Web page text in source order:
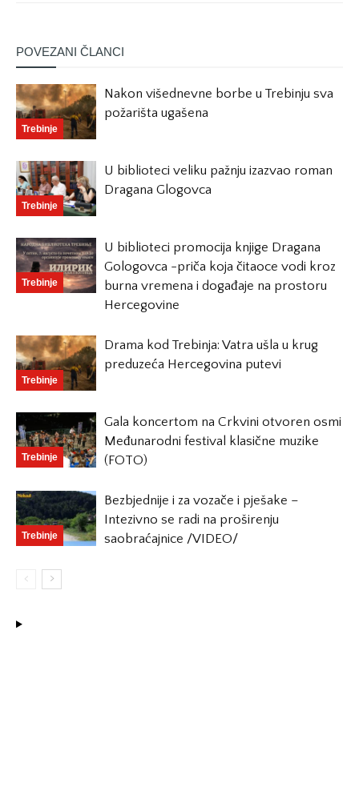
POVEZANI ČLANCI
Trebinje
Nakon višednevne borbe u Trebinju sva
požarišta ugašena
Trebinje
U biblioteci veliku pažnju izazvao roman
Dragana Glogovca
Trebinje
U biblioteci promocija knjige Dragana
Gologovca -priča koja čitaoce vodi kroz
burna vremena i događaje na prostoru
Hercegovine
Trebinje
Drama kod Trebinja: Vatra ušla u krug
preduzeća Hercegovina putevi
Trebinje
Gala koncertom na Crkvini otvoren osmi
Međunarodni festival klasične muzike
(FOTO)
Trebinje
Bezbjednije i za vozače i pješake –
Intezivno se radi na proširenju
saobraćajnice /VIDEO/